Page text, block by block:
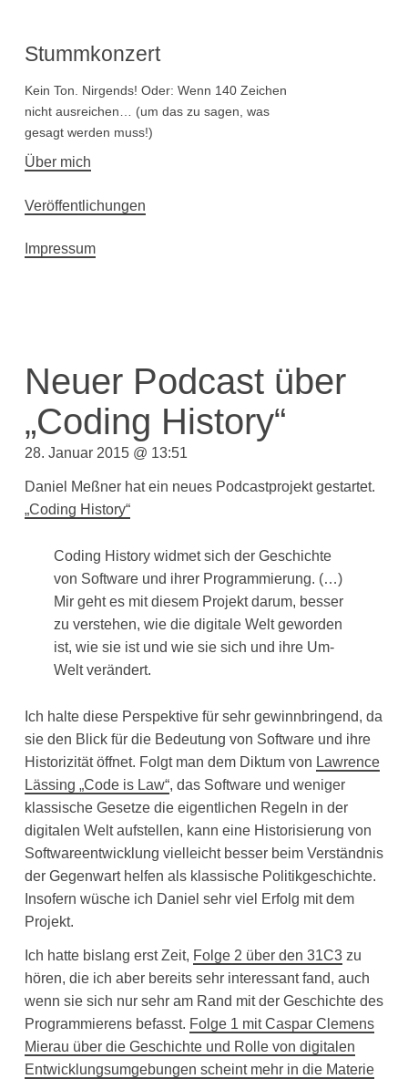
Stummkonzert
Kein Ton. Nirgends! Oder: Wenn 140 Zeichen
nicht ausreichen… (um das zu sagen, was
gesagt werden muss!)
Hauptnavigation
Über mich
Veröffentlichungen
Impressum
Neuer Podcast über
„Coding History“
28. Januar 2015 @ 13:51
Daniel Meßner hat ein neues Podcastprojekt gestartet.
„Coding History“
Coding History widmet sich der Geschichte
von Software und ihrer Programmierung. (…)
Mir geht es mit diesem Projekt darum, besser
zu verstehen, wie die digitale Welt geworden
ist, wie sie ist und wie sie sich und ihre Um-
Welt verändert.
Ich halte diese Perspektive für sehr gewinnbringend, da
sie den Blick für die Bedeutung von Software und ihre
Historizität öffnet. Folgt man dem Diktum von Lawrence
Lässing „Code is Law“, das Software und weniger
klassische Gesetze die eigentlichen Regeln in der
digitalen Welt aufstellen, kann eine Historisierung von
Softwareentwicklung vielleicht besser beim Verständnis
der Gegenwart helfen als klassische Politikgeschichte.
Insofern wüsche ich Daniel sehr viel Erfolg mit dem
Projekt.
Ich hatte bislang erst Zeit, Folge 2 über den 31C3zu
hören, die ich aber bereits sehr interessant fand, auch
wenn sie sich nur sehr am Rand mit der Geschichte des
Programmierens befasst. Folge 1 mit Caspar Clemens
Mierau über die Geschichte und Rolle von digitalen
Entwicklungsumgebungen scheint mehr in die Materie